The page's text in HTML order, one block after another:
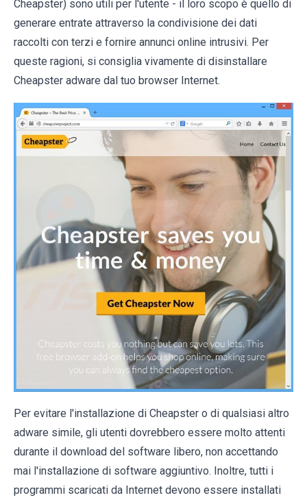
Cheapster) sono utili per l'utente - il loro scopo è quello di
generare entrate attraverso la condivisione dei dati
raccolti con terzi e fornire annunci online intrusivi. Per
queste ragioni, si consiglia vivamente di disinstallare
Cheapster adware dal tuo browser Internet.
Per evitare l'installazione di Cheapster o di qualsiasi altro
adware simile, gli utenti dovrebbero essere molto attenti
durante il download del software libero, non accettando
mai l'installazione di software aggiuntivo. Inoltre, tutti i
programmi scaricati da Internet devono essere installati